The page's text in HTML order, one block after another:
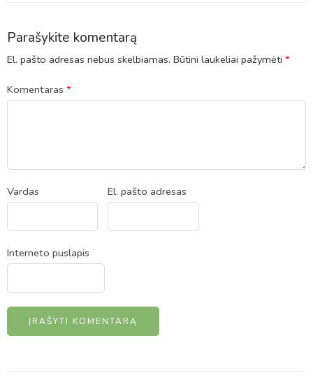
Parašykite komentarą
El. pašto adresas nebus skelbiamas. Būtini laukeliai pažymėti *
Komentaras *
Vardas El. pašto adresas
Interneto puslapis